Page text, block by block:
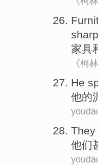
家具
《柯
He
他的
They
他们